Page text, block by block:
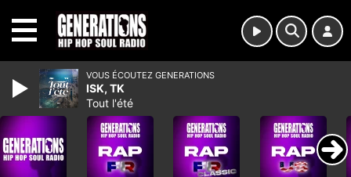
VOUS ÉCOUTEZ GENERATIONS
ISK, TK
Tout l'été